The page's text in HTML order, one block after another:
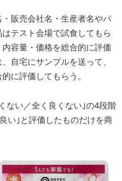
販売会社名・生産者名やパ
テスト会場で試食してもら
容量・価格を総合的に評価
自宅にサンプルを送って、
に評価してもらう。
ない／全く良くない｣の4段階
い｣と評価したものだけを商